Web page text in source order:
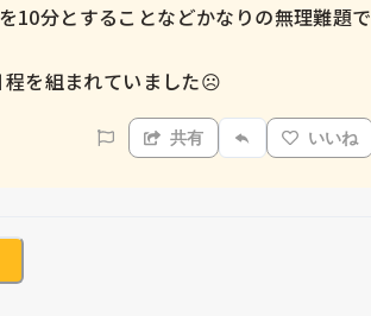
10分とすることなどかなりの無理難題で
程を組まれていました☹️
共有 いいね